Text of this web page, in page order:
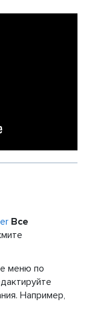
Все
меню по
Например,